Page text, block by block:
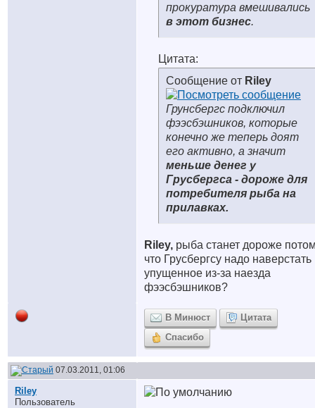
прокуратура вмешивались
в этот бизнес.
Цитата:
Сообщение от Riley
Грунсбергс подключил
фээсбэшников, которые
конечно же теперь доят
его активно, а значит
меньше денег у
Грусбергса - дороже для
потребителя рыба на
прилавках.
Riley, рыба станет дороже
что Грусбергсу надо наверстать
упущенное из-за наезда
фээсбэшников?
В Минюст
Цитата
Спасибо
07.03.2011, 01:06
Riley
Пользователь